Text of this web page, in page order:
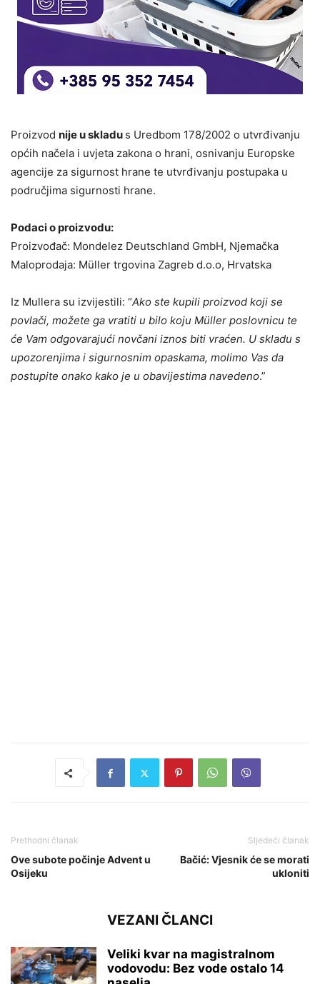
Proizvod nije u skladu s Uredbom 178/2002 o utvrđivanju
općih načela i uvjeta zakona o hrani, osnivanju Europske
agencije za sigurnost hrane te utvrđivanju postupaka u
područjima sigurnosti hrane.
Podaci o proizvodu:
Proizvođač: Mondelez Deutschland GmbH, Njemačka
Maloprodaja: Müller trgovina Zagreb d.o.o, Hrvatska
Iz Mullera su izvijestili: “Ako ste kupili proizvod koji se
povlači, možete ga vratiti u bilo koju Müller poslovnicu te
će Vam odgovarajući novčani iznos biti vraćen. U skladu s
upozorenjima i sigurnosnim opaskama, molimo Vas da
postupite onako kako je u obavijestima navedeno.”
Prethodni članak
Ove subote počinje Advent u
Osijeku
Sljedeći članak
Bačić: Vjesnik će se morati
ukloniti
VEZANI ČLANCI
Veliki kvar na magistralnom
vodovodu: Bez vode ostalo 14